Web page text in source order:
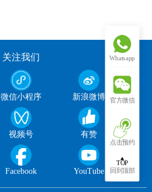
关注我们
微信小程序 新浪微博
视频号 有赞
Facebook YouTube
Whatsapp
官方微信
点击预约
TOP
回到顶部